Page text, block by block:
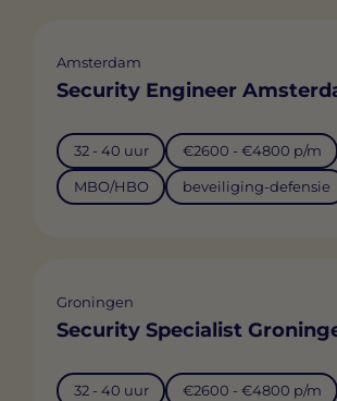
Amsterdam
Security Engineer
32 - 40 uur €2600 - €4800 p/m
MBO/HBO beveiliging-defensie
Groningen
Security Specialist
32 - 40 uur €2600 - €4800 p/m